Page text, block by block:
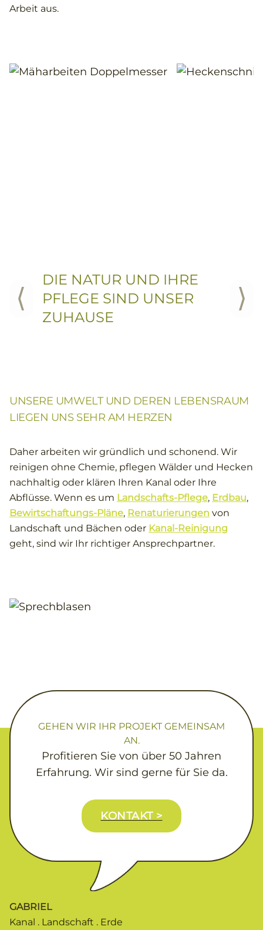
Arbeit aus.
PREVIOUS SLIDE
DIE NATUR UND IHRE
PFLEGE SIND UNSER
ZUHAUSE
UNSERE UMWELT UND DEREN LEBENSRAUM
LIEGEN UNS SEHR AM HERZEN
Daher arbeiten wir gründlich und schonend. Wir
reinigen ohne Chemie, pflegen Wälder und Hecken
nachhaltig oder klären Ihren Kanal oder Ihre
Abflüsse. Wenn es um Landschafts-Pflege, Erdbau,
Bewirtschaftungs-Pläne, Renaturierungen von
Landschaft und Bächen oder Kanal-Reinigung
geht, sind wir Ihr richtiger Ansprechpartner.
GEHEN WIR IHR PROJEKT GEMEINSAM
AN.
Profitieren Sie von über 50 Jahren
Erfahrung. Wir sind gerne für Sie da.
KONTAKT >
GABRIEL
Kanal . Landschaft . Erde